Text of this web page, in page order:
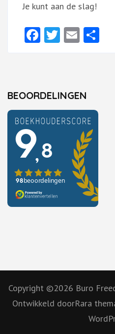
Je kunt aan de slag!
Facebook
Twitter
Email
BEOORDELINGEN
Copyright ©2026 Buro
Ontwikkeld doorRara